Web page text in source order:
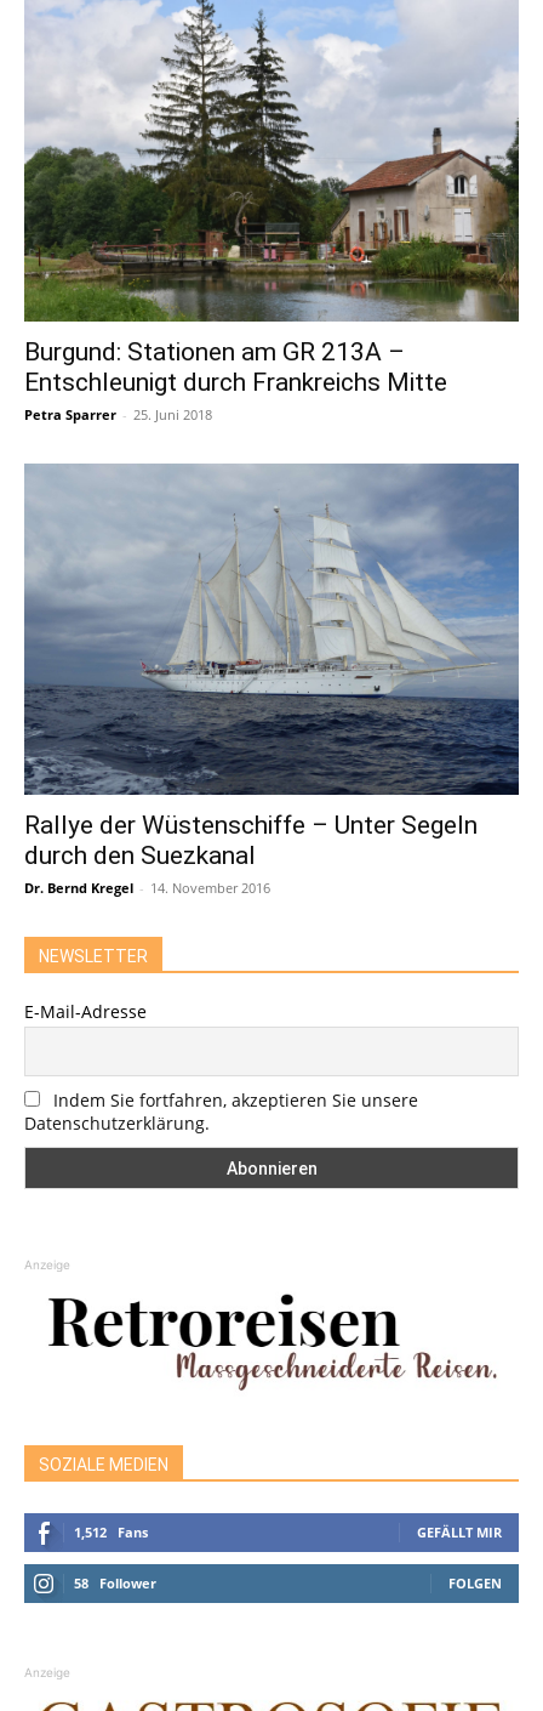
Burgund: Stationen am GR 213A –
Entschleunigt durch Frankreichs Mitte
Petra Sparrer - 25. Juni 2018
Rallye der Wüstenschiffe – Unter Segeln
durch den Suezkanal
Dr. Bernd Kregel - 14. November 2016
NEWSLETTER
E-Mail-Adresse
Indem Sie fortfahren, akzeptieren Sie unsere
Datenschutzerklärung.
Anzeige
SOZIALE MEDIEN
1,512 Fans GEFÄLLT MIR
58 Follower FOLGEN
Anzeige